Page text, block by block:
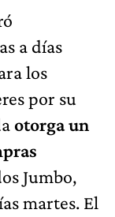
a días
los
por su
otorga un
Jumbo,
martes. El